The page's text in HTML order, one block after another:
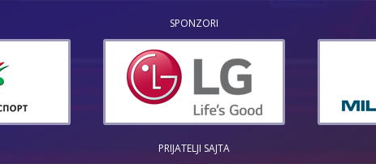
SPONZORI
PRIJATELJI SAJTA